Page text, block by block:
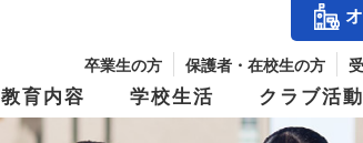
卒業生の方 保護者・在校生の方
教育内容 学校生活 クラブ活動